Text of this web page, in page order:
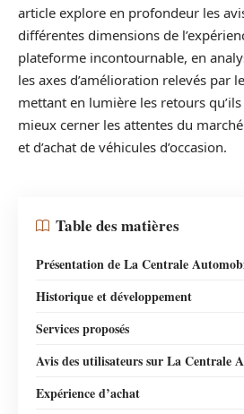
article explore en profondeur les
différentes dimensions de
plateforme incontournable, en
les axes d’amélioration relevés par
mettant en lumière les retours
mieux cerner les attentes du
et d’achat de véhicules d’occasion.
Table des matières
Présentation de La Centrale
Historique et développement
Services proposés
Avis des utilisateurs sur La Centrale
Expérience d’achat